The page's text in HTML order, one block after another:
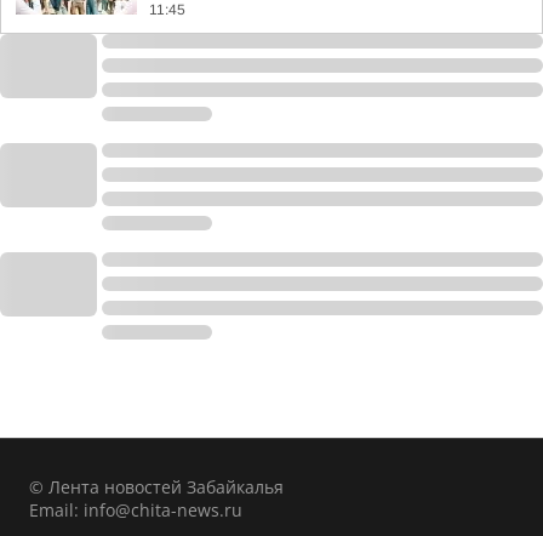
11:45
© Лента новостей Забайкалья
Email: info@chita-news.ru